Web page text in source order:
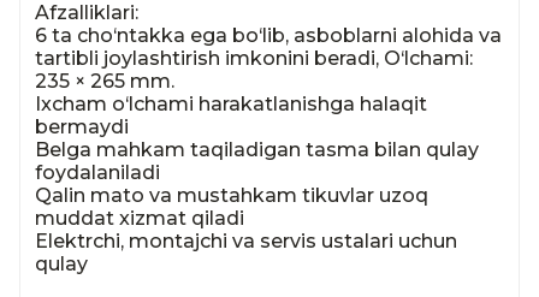
Afzalliklari:
6 ta cho‘ntakka ega bo‘lib, asboblarni alohida va
tartibli joylashtirish imkonini beradi, O‘lchami:
235 × 265 mm.
Ixcham o‘lchami harakatlanishga halaqit
bermaydi
Belga mahkam taqiladigan tasma bilan qulay
foydalaniladi
Qalin mato va mustahkam tikuvlar uzoq
muddat xizmat qiladi
Elektrchi, montajchi va servis ustalari uchun
qulay